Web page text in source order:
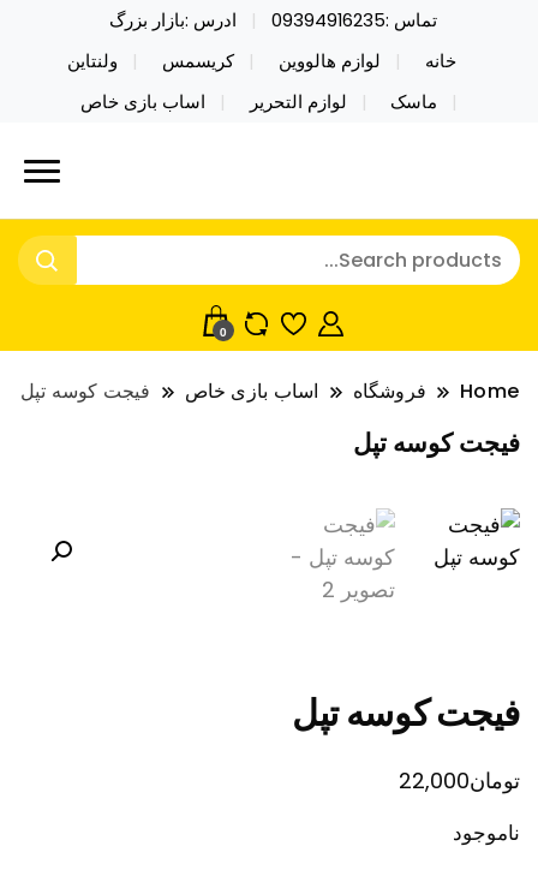
تماس :09394916235
ادرس :بازار بزرگ
خانه
لوازم هالووین کریسمس
ولنتاین
ماسک
لوازم التحریر اساب بازی خاص
نایکر توی فروش عمده لوازم هالووین
ولن تاین کادویی کریسمس اکسسوری
خرید محصولات خاص فیجت اسباب بازی تراول ماگ نایکر
توی فروش عمده لوازم هالووین ولن تاین کادویی
کریسمس اکسسوری ماسک در واردات مستقیم
0
Home فروشگاه اساب بازی خاص فیجت کوسه تپل
فیجت کوسه تپل
فیجت کوسه تپل
تومان22,000
ناموجود